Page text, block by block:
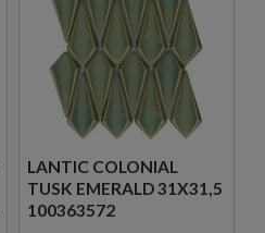
LANTIC COLONIAL
TUSK EMERALD 31X31,5
100363572